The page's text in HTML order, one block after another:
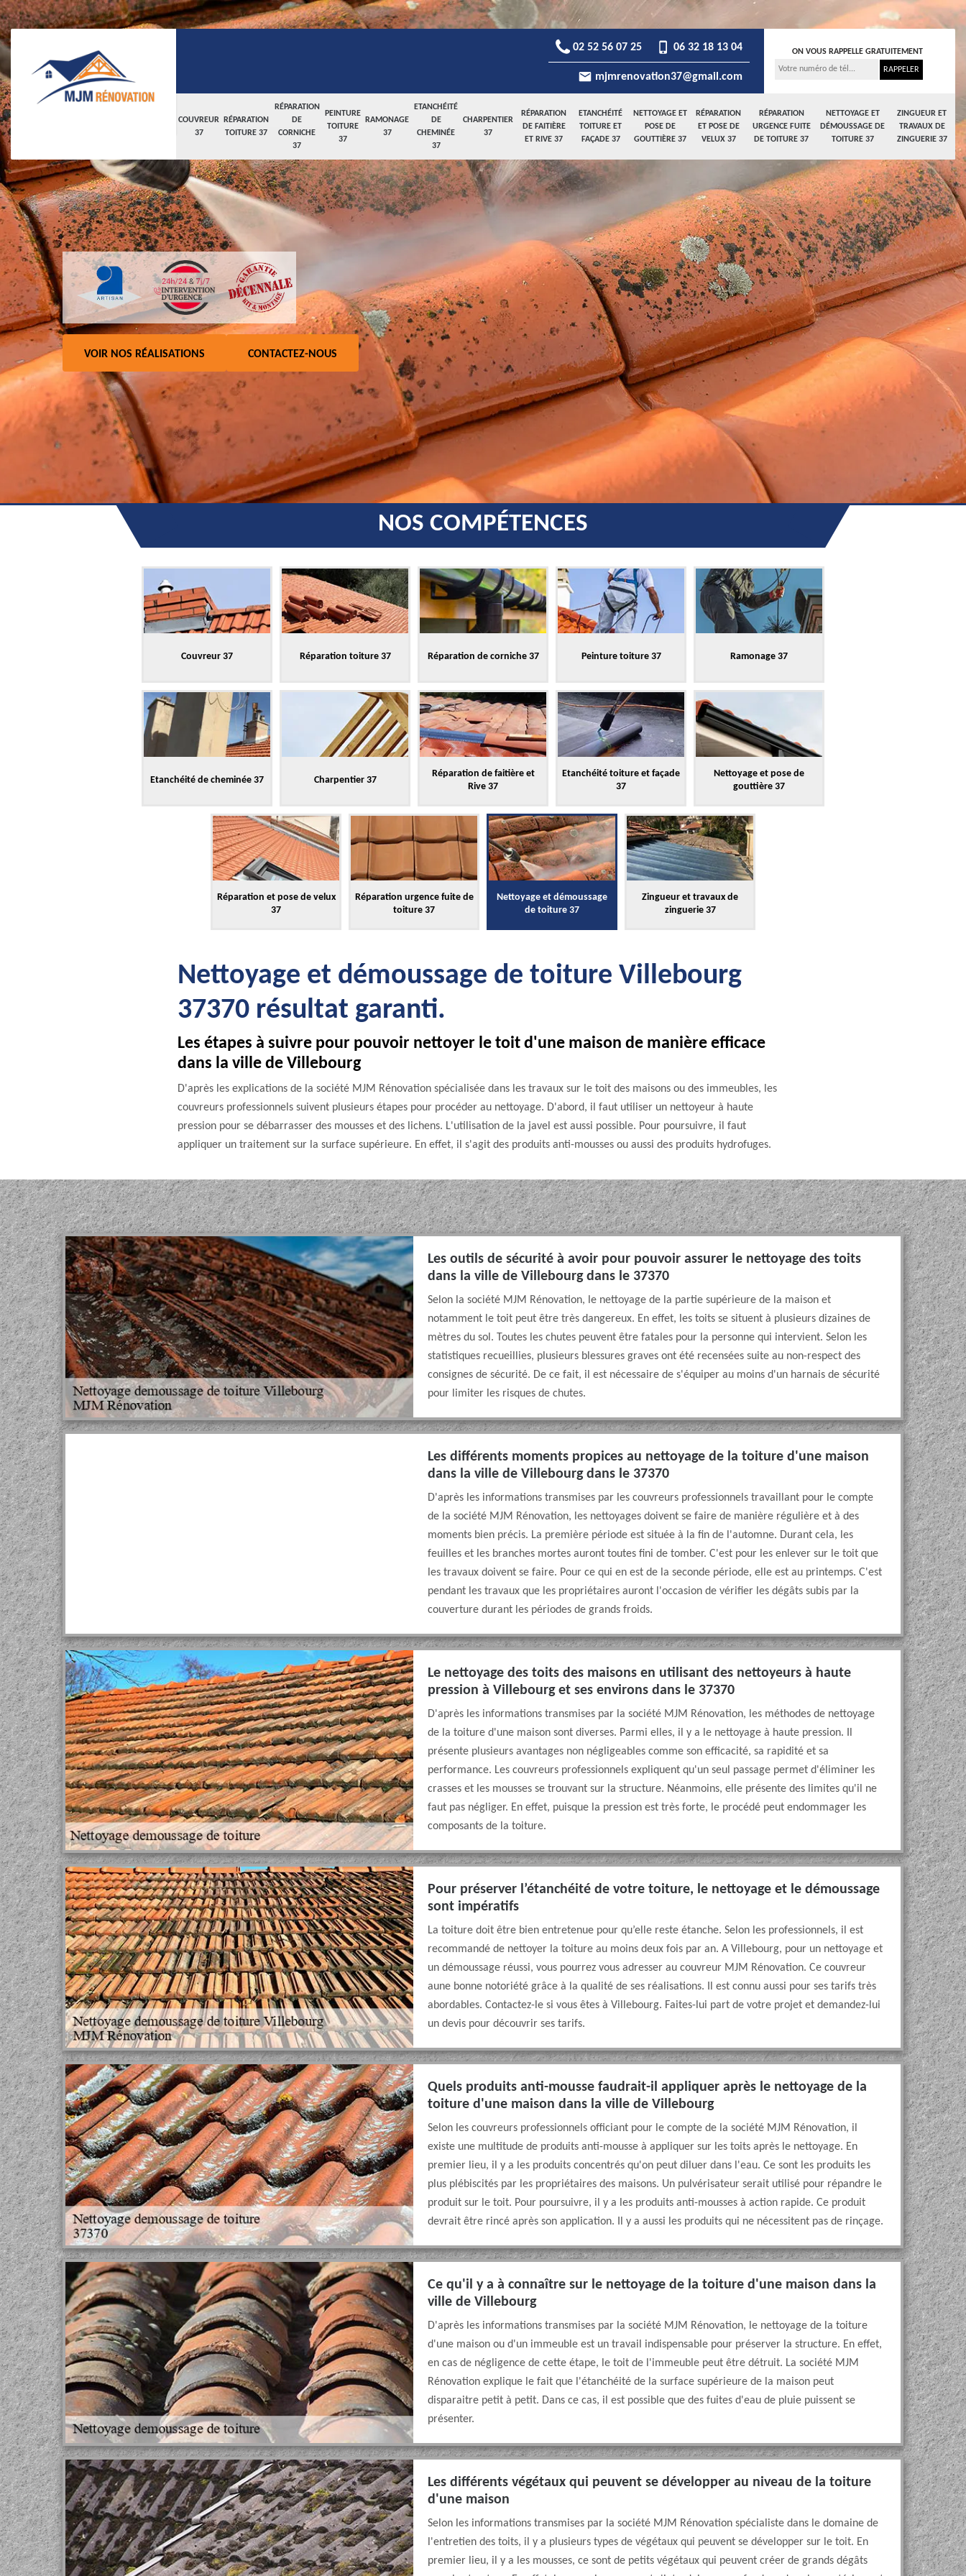
COUVREUR
37
RÉPARATION
TOITURE 37
RÉPARATION
DE
CORNICHE
37
PEINTURE
TOITURE
37
RAMONAGE
37
ETANCHÉITÉ
DE
CHEMINÉE
37
CHARPENTIER
37
RÉPARATION
DE FAITIÈRE
ET RIVE 37
ETANCHÉITÉ
TOITURE ET
FAÇADE 37
NETTOYAGE ET
POSE DE
GOUTTIÈRE 37
RÉPARATION
ET POSE DE
VELUX 37
RÉPARATION
URGENCE FUITE
DE TOITURE 37
NETTOYAGE ET
DÉMOUSSAGE DE
TOITURE 37
ZINGUEUR ET
TRAVAUX DE
ZINGUERIE 37
02 52 56 07 25 06 32 18 13 04
mjmrenovation37@gmail.com
ON VOUS RAPPELLE GRATUITEMENT
VOIR NOS RÉALISATIONS CONTACTEZ-NOUS
NOS COMPÉTENCES
Couvreur 37 Réparation toiture 37 Réparation de corniche 37 Peinture toiture 37 Ramonage 37
Etanchéité de cheminée 37 Charpentier 37
Réparation de faitière et
Rive 37
Etanchéité toiture et façade
37
Nettoyage et pose de
gouttière 37
Réparation et pose de velux
37
Réparation urgence fuite de
toiture 37
Nettoyage et démoussage
de toiture 37
Zingueur et travaux de
zinguerie 37
Nettoyage et démoussage de toiture Villebourg
37370 résultat garanti.
Les étapes à suivre pour pouvoir nettoyer le toit d'une maison de manière efficace
dans la ville de Villebourg
D'après les explications de la société MJM Rénovation spécialisée dans les travaux sur le toit des maisons ou des immeubles, les
couvreurs professionnels suivent plusieurs étapes pour procéder au nettoyage. D'abord, il faut utiliser un nettoyeur à haute
pression pour se débarrasser des mousses et des lichens. L'utilisation de la javel est aussi possible. Pour poursuivre, il faut
appliquer un traitement sur la surface supérieure. En effet, il s'agit des produits anti-mousses ou aussi des produits hydrofuges.
Les outils de sécurité à avoir pour pouvoir assurer le nettoyage des toits
dans la ville de Villebourg dans le 37370
Selon la société MJM Rénovation, le nettoyage de la partie supérieure de la maison et
notamment le toit peut être très dangereux. En effet, les toits se situent à plusieurs dizaines de
mètres du sol. Toutes les chutes peuvent être fatales pour la personne qui intervient. Selon les
statistiques recueillies, plusieurs blessures graves ont été recensées suite au non-respect des
consignes de sécurité. De ce fait, il est nécessaire de s'équiper au moins d'un harnais de sécurité
pour limiter les risques de chutes.
Les différents moments propices au nettoyage de la toiture d'une maison
dans la ville de Villebourg dans le 37370
D'après les informations transmises par les couvreurs professionnels travaillant pour le compte
de la société MJM Rénovation, les nettoyages doivent se faire de manière régulière et à des
moments bien précis. La première période est située à la fin de l'automne. Durant cela, les
feuilles et les branches mortes auront toutes fini de tomber. C'est pour les enlever sur le toit que
les travaux doivent se faire. Pour ce qui en est de la seconde période, elle est au printemps. C'est
pendant les travaux que les propriétaires auront l'occasion de vérifier les dégâts subis par la
couverture durant les périodes de grands froids.
Le nettoyage des toits des maisons en utilisant des nettoyeurs à haute
pression à Villebourg et ses environs dans le 37370
D'après les informations transmises par la société MJM Rénovation, les méthodes de nettoyage
de la toiture d'une maison sont diverses. Parmi elles, il y a le nettoyage à haute pression. Il
présente plusieurs avantages non négligeables comme son efficacité, sa rapidité et sa
performance. Les couvreurs professionnels expliquent qu'un seul passage permet d'éliminer les
crasses et les mousses se trouvant sur la structure. Néanmoins, elle présente des limites qu'il ne
faut pas négliger. En effet, puisque la pression est très forte, le procédé peut endommager les
composants de la toiture.
Pour préserver l’étanchéité de votre toiture, le nettoyage et le démoussage
sont impératifs
La toiture doit être bien entretenue pour qu’elle reste étanche. Selon les professionnels, il est
recommandé de nettoyer la toiture au moins deux fois par an. A Villebourg, pour un nettoyage et
un démoussage réussi, vous pourrez vous adresser au couvreur MJM Rénovation. Ce couvreur
aune bonne notoriété grâce à la qualité de ses réalisations. Il est connu aussi pour ses tarifs très
abordables. Contactez-le si vous êtes à Villebourg. Faites-lui part de votre projet et demandez-lui
un devis pour découvrir ses tarifs.
Quels produits anti-mousse faudrait-il appliquer après le nettoyage de la
toiture d'une maison dans la ville de Villebourg
Selon les couvreurs professionnels officiant pour le compte de la société MJM Rénovation, il
existe une multitude de produits anti-mousse à appliquer sur les toits après le nettoyage. En
premier lieu, il y a les produits concentrés qu'on peut diluer dans l'eau. Ce sont les produits les
plus plébiscités par les propriétaires des maisons. Un pulvérisateur serait utilisé pour répandre le
produit sur le toit. Pour poursuivre, il y a les produits anti-mousses à action rapide. Ce produit
devrait être rincé après son application. Il y a aussi les produits qui ne nécessitent pas de rinçage.
Ce qu'il y a à connaître sur le nettoyage de la toiture d'une maison dans la
ville de Villebourg
D'après les informations transmises par la société MJM Rénovation, le nettoyage de la toiture
d'une maison ou d'un immeuble est un travail indispensable pour préserver la structure. En effet,
en cas de négligence de cette étape, le toit de l'immeuble peut être détruit. La société MJM
Rénovation explique le fait que l'étanchéité de la surface supérieure de la maison peut
disparaitre petit à petit. Dans ce cas, il est possible que des fuites d'eau de pluie puissent se
présenter.
Les différents végétaux qui peuvent se développer au niveau de la toiture
d'une maison
Selon les informations transmises par la société MJM Rénovation spécialiste dans le domaine de
l'entretien des toits, il y a plusieurs types de végétaux qui peuvent se développer sur le toit. En
premier lieu, il y a les mousses, ce sont de petits végétaux qui peuvent créer de grands dégâts